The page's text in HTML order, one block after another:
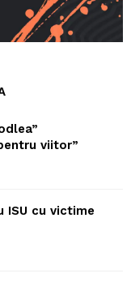
viitor”
ISU cu victime